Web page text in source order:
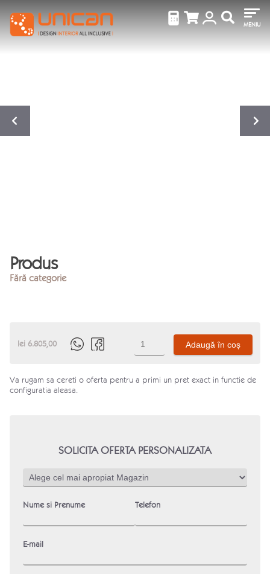
MENIU
Produs
Fără categorie
lei 6.805,00
Produs
Adaugă în coș
Va rugam sa cereti o oferta pentru a primi un pret exact in functie de
configuratia aleasa.
SOLICITA OFERTA PERSONALIZATA
Nume si Prenume Telefon
E-mail